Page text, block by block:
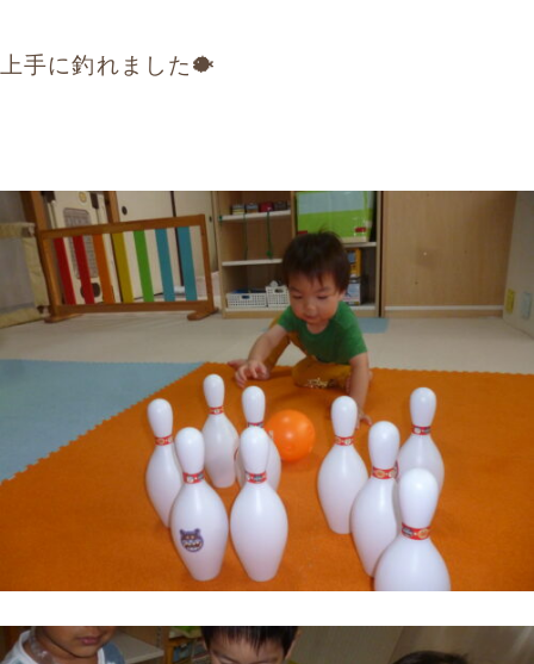
上手に釣れました🐡